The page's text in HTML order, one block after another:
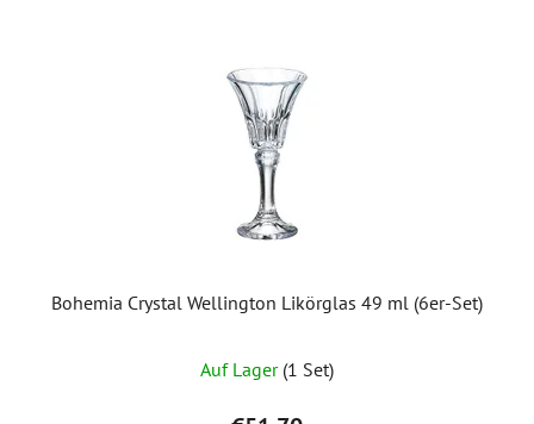
Bohemia Crystal Wellington Likörglas 49 ml (6er-Set)
durchschnittliche
Produktbewertung
Auf Lager (1 Set)